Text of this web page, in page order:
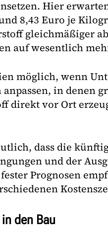
Hier
8,43 Euro je
gleichmäßiger
auf wesentlich
möglich, wenn
in denen
direkt vor Ort
dass die
und der
Prognosen
den Bau